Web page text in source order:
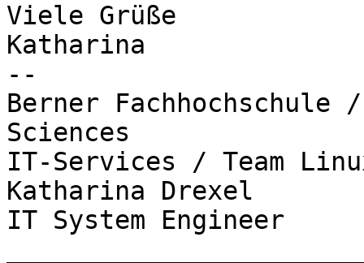
Viele Grüße
Katharina
--
Berner
Sciences
IT-Services / Team
Katharina Drexel
IT System Engineer